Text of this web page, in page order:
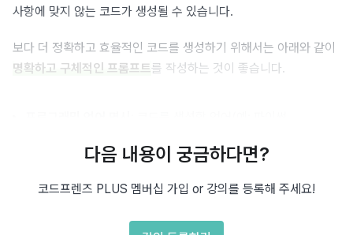
사항에 맞지 않는 코드가 생성될 수 있습니다.
명확하고 구체적인 프롬프트를 작성하는 것이 좋습니다.
출력에 대한 명확한 예시를 2-3개 제공하는 것이 좋습니다.
: 코드가 실행되는 환경에 따라 제약이 있을 수
다음 내용이 궁금하다면?
코드프렌즈 PLUS 멤버십 가입 or 강의를 등록해 주세요!